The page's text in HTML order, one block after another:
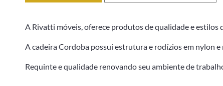
A Rivatti móveis, oferece produtos de qualidade e estilos
Acadeira Cordoba possui estrutura e rodízios em nylon
Requinte e qualidade renovando seu ambiente de